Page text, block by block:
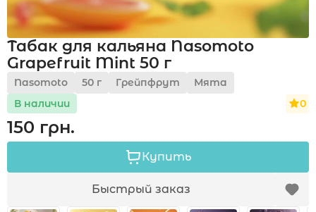
Укр
Табак для кальяна Nasomoto
Grapefruit Mint 50 г
Nasomoto 50 г Грейпфрут
Мята
В наличии
0
150 грн.
Купить
Быстрый заказ